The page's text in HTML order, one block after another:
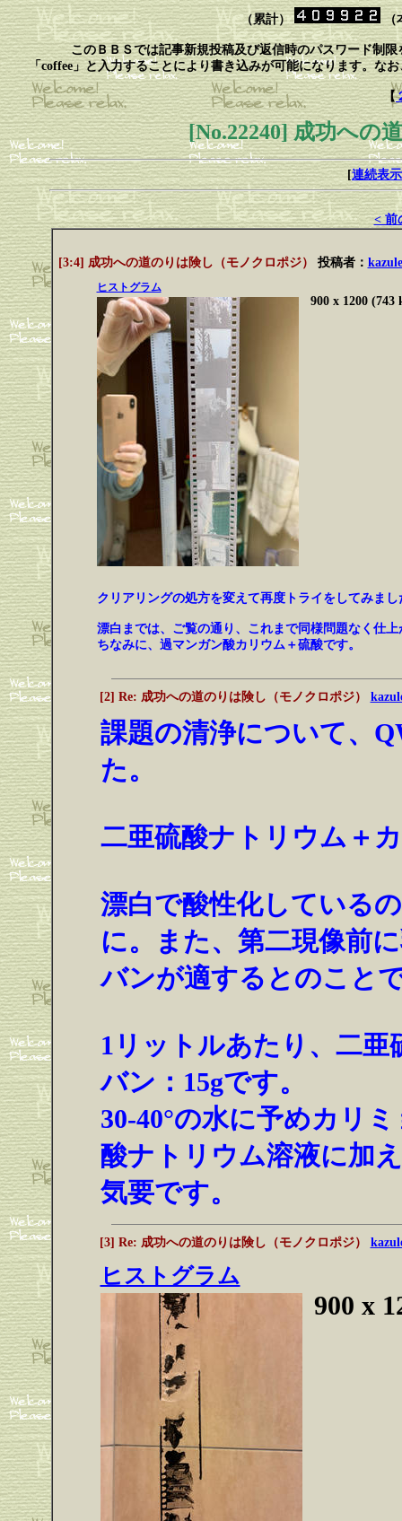
（累計） （
このＢＢＳでは記事新規投稿及び返信時のパスワード制
「coffee」と入力することにより書き込みが可能になります。な
【
[No.22240] 成功への
[連続表示
< 前
[3:4] 成功への道のりは険し（モノクロポジ） 投稿者：
ヒストグラム
900 x 1200 (743
クリアリングの処方を変えて再度トライをしてみまし
漂白までは、ご覧の通り、これまで同様問題なく仕
ちなみに、過マンガン酸カリウム＋硫酸です。
[2] Re: 成功への道のりは険し（モノクロポジ）
課題の清浄について、
た。
二亜硫酸ナトリウム＋
漂白で酸性化している
に。また、第二現像前
バンが適するとのこと
1リットルあたり、二亜
バン：15gです。
30-40°の水に予めカリ
酸ナトリウム溶液に加
気要です。
[3] Re: 成功への道のりは険し（モノクロポジ）
ヒストグラム
900 x